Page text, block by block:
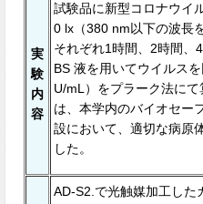
実
験
内
容
試験品に新型コロナウイ
0 lx（380 nm以下の波⻑
それぞれ1時間、2時間、
BS 液を用いてウイルス
U/mL）をプラーク法に
は、本学内のバイオセー
設において、適切な病原
した。
AD-S2.で光触媒加⼯した